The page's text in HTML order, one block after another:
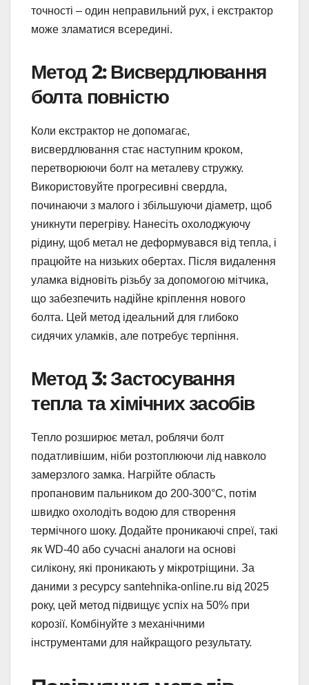
точності – один неправильний рух, і екстрактор
може зламатися всередині.
Метод 2: Висвердлювання
болта повністю
Коли екстрактор не допомагає,
висвердлювання стає наступним кроком,
перетворюючи болт на металеву стружку.
Використовуйте прогресивні свердла,
починаючи з малого і збільшуючи діаметр, щоб
уникнути перегріву. Нанесіть охолоджуючу
рідину, щоб метал не деформувався від тепла, і
працюйте на низьких обертах. Після видалення
уламка відновіть різьбу за допомогою мітчика,
що забезпечить надійне кріплення нового
болта. Цей метод ідеальний для глибоко
сидячих уламків, але потребує терпіння.
Метод 3: Застосування
тепла та хімічних засобів
Тепло розширює метал, роблячи болт
податливішим, ніби розтоплюючи лід навколо
замерзлого замка. Нагрійте область
пропановим пальником до 200-300°C, потім
швидко охолодіть водою для створення
термічного шоку. Додайте проникаючі спреї, такі
як WD-40 або сучасні аналоги на основі
силікону, які проникають у мікротріщини. За
даними з ресурсу santehnika-online.ru від 2025
року, цей метод підвищує успіх на 50% при
корозії. Комбінуйте з механічними
інструментами для найкращого результату.